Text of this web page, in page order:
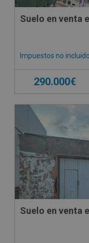
Suelo en venta
Impuestos no
290.000€
Suelo en venta